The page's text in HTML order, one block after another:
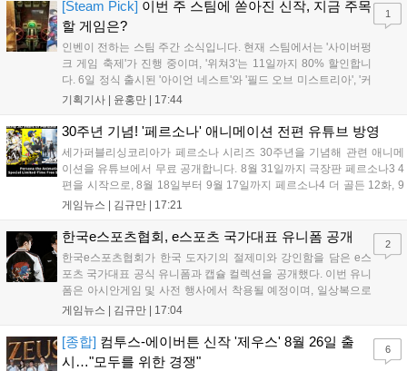
'마블 투혼: 파이팅 소울즈'와 레트로 수리 시뮬레이션 '리스토
리'도 스팀에 정식 출시되었습니다....
[Steam Pick] 이번 주 스팀에 쏟아진 신작, 지금 주목
할 게임은?
인벤이 전하는 스팀 주간 소식입니다. 현재 스팀에서는 '사이버펑
크 게임 축제'가 진행 중이며, '위쳐3'는 11일까지 80% 할인합니
다. 6일 정식 출시된 '아이언 네스트'와 '필드 오브 미스트리아', '커
세어 코브'가 호평받고 있습니다. 한편, 7일 출시된 '마블 투혼'은
다. 유비소프트의 '고스트리콘: 와일드랜드'는 7년 만의 대규모 업
데이트 '라스트 라이츠'와 함께 95% 할인 중입니다....
기획기사 | 윤홍만 17:44
1
30주년 기념! '페르소나' 애니메이션 전편 유튜브 방영
세가퍼블리싱코리아가 페르소나 시리즈 30주년을 기념해 관련 애니메
이션을 유튜브에서 무료 공개합니다. 8월 31일까지 극장판 페르소나3 4
편을 시작으로, 8월 18일부터 9월 17일까지 페르소나4 더 골든 12화, 9
월 15일부터 10월 14일까지 페르소나5 시리즈가 순차 공개됩니다. 또한
영상 및 대형 전광판에 소개될 예정입니다....
게임뉴스 | 김규만 17:21
한국e스포츠협회, e스포츠 국가대표 유니폼 공개
한국e스포츠협회가 한국 도자기의 절제미와 강인함을 담은 e스
포츠 국가대표 공식 유니폼과 캡슐 컬렉션을 공개했다. 이번 유니
폼은 아시안게임 및 사전 행사에서 착용될 예정이며, 일상복으로
구성된 컬렉션은 오는 8월 28일부터 골스튜디오 공식 홈페이지
서는 대회 규정에 따라 별도의 유니폼을 착용할 계획이다....
게임뉴스 | 김규만 17:04
2
[종합] 컴투스-에이버튼 신작 '제우스' 8월 26일 출
시…"모두를 위한 경쟁"
6